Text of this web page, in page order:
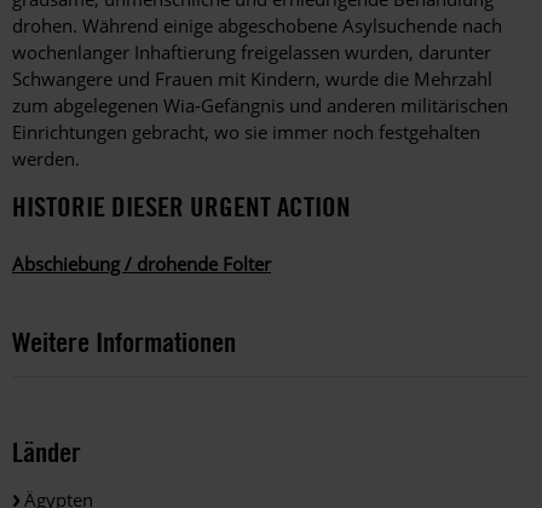
drohen. Während einige abgeschobene Asylsuchende nach
wochenlanger Inhaftierung freigelassen wurden, darunter
Schwangere und Frauen mit Kindern, wurde die Mehrzahl
zum abgelegenen Wia-Gefängnis und anderen militärischen
Einrichtungen gebracht, wo sie immer noch festgehalten
werden.
HISTORIE DIESER URGENT ACTION
Abschiebung / drohende Folter
Weitere Informationen
Länder
Ägypten